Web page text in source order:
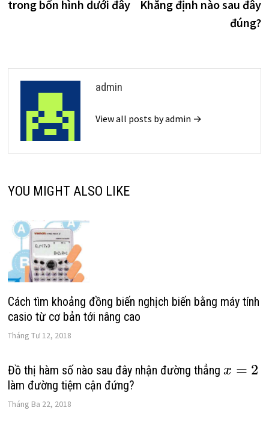
viết
trong bốn hình dưới đây
Khẳng định nào sau đây
đúng?
admin
View all posts by admin →
YOU MIGHT ALSO LIKE
Cách tìm khoảng đồng biến nghịch biến bằng máy tính
casio từ cơ bản tới nâng cao
Tháng Tư 12, 2018
Đồ thị hàm số nào sau đây nhận đường thẳng x = 2
làm đường tiệm cận đứng?
Tháng Ba 22, 2018